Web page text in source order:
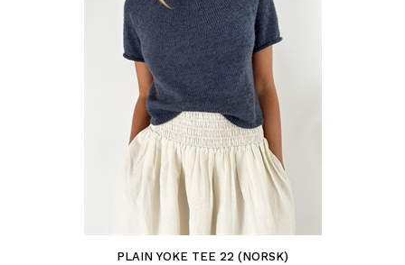
PLAIN YOKE TEE 22 (NORSK)